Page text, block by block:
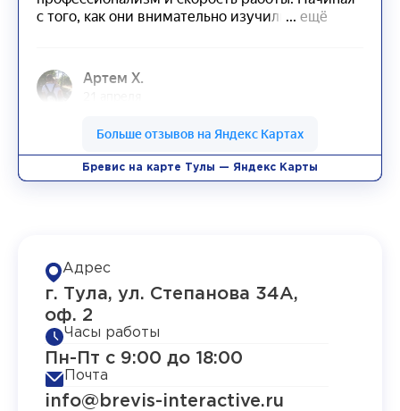
Бревис на карте Тулы — Яндекс Карты
Адрес
г. Тула, ул. Степанова 34А,
оф. 2
Часы работы
Пн-Пт с 9:00 до 18:00
Почта
info@brevis-interactive.ru